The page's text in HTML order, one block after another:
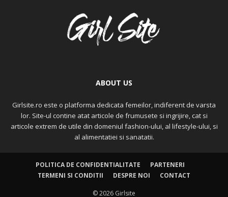
ABOUT US
Girlsite.ro este o platforma dedicata femeilor, indiferent de varsta
lor. Site-ul contine atat articole de frumusete si ingrijire, cat si
articole extrem de utile din domeniul fashion-ului, al lifestyle-ului, si
al alimentatiei si sanatatii.
POLITICA DE CONFIDENTIALITATE
PARTENERI
TERMENI SI CONDITII
DESPRE NOI CONTACT
© 2026 Girlsite